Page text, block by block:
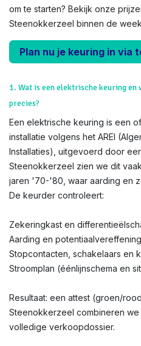
om te starten? Bekijk onze
Steenokkerzeel binnen de
Plan nu je keuring in via
1. Wat is een elektrische keuring
precies?
Een elektrische keuring is een
installatie volgens het AREI
Installaties), uitgevoerd door
Steenokkerzeel zien we dit
jaren '70-'80, waar aarding en
De keurder controleert:
Zekeringkast en
Aarding en potentiaalvereffening
Stopcontacten, schakelaars en
Stroomplan (éénlijnschema en
Resultaat: een attest (groen/
Steenokkerzeel combineren we
volledige verkoopdossier.